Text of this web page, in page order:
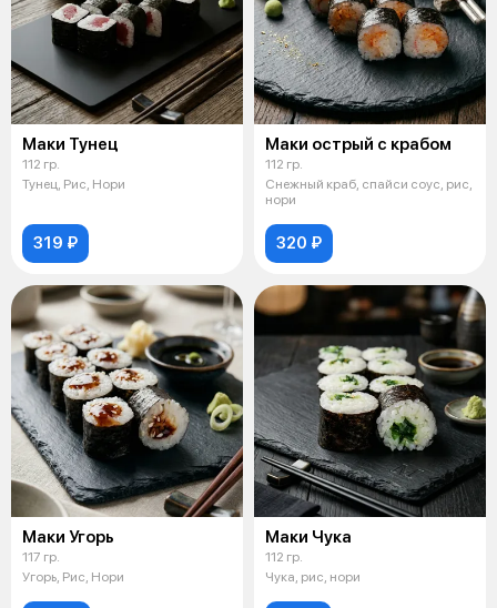
Маки Тунец
112 гр.
Тунец, Рис, Нори
319 ₽
Маки острый с крабом
112 гр.
Снежный краб, спайси соус, рис,
нори
320 ₽
Маки Угорь
117 гр.
Угорь, Рис, Нори
Маки Чука
112 гр.
Чука, рис, нори